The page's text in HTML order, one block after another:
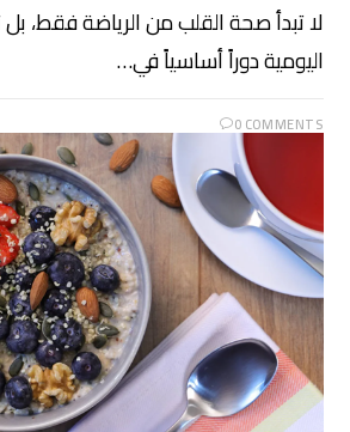
لا تبدأ صحة القلب من الرياضة فقط، بل
اليومية دوراً أساسياً في…
0 COMMENTS